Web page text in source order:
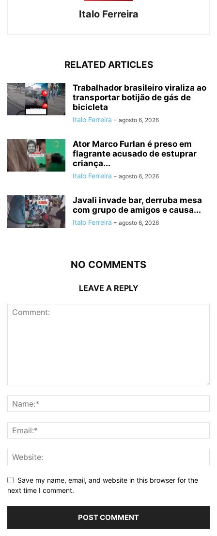
Italo Ferreira
RELATED ARTICLES
Trabalhador brasileiro viraliza ao
transportar botijão de gás de
bicicleta
Italo Ferreira - agosto 6, 2026
Ator Marco Furlan é preso em
flagrante acusado de estuprar
criança...
Italo Ferreira - agosto 6, 2026
Javali invade bar, derruba mesa
com grupo de amigos e causa...
Italo Ferreira - agosto 6, 2026
NO COMMENTS
LEAVE A REPLY
Save my name, email, and website in this browser for the
next time I comment.